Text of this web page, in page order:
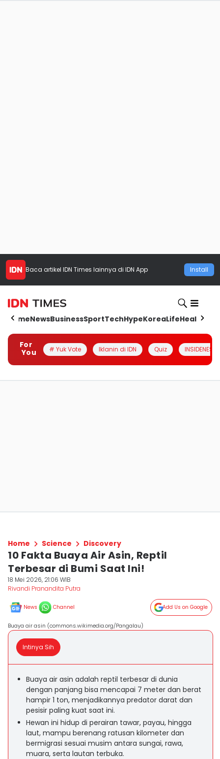
Baca artikel IDN Times lainnya di IDN App Install
HomeNewsBusinessSportTechHypeKoreaLifeHealth
For
You
# Yuk Vote Iklanin di IDN Quiz INSIDENESIA
Home Science Discovery
10 Fakta Buaya Air Asin, Reptil
Terbesar di Bumi Saat Ini!
18 Mei 2026, 21:06 WIB
Rivandi Pranandita Putra
News Channel Add Us on Google
Buaya air asin (commons.wikimedia.org/Pangalau)
Intinya Sih
Buaya air asin adalah reptil terbesar di dunia
dengan panjang bisa mencapai 7 meter dan berat
hampir 1 ton, menjadikannya predator darat dan
pesisir paling kuat saat ini.
Hewan ini hidup di perairan tawar, payau, hingga
laut, mampu berenang ratusan kilometer dan
bermigrasi sesuai musim antara sungai, rawa,
muara, serta lautan terbuka.